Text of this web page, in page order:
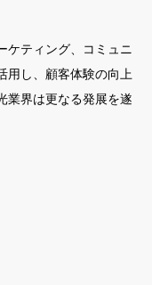
ケティング、コミュニ
用し、顧客体験の向上
業界は更なる発展を遂